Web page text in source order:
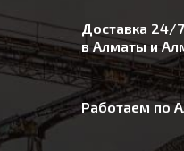
Доставка 24/7
в Алматы и
Работаем по